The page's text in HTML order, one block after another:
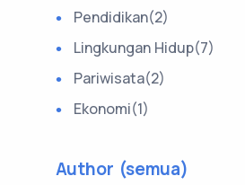
Pendidikan(2)
Lingkungan Hidup(7)
Pariwisata(2)
Ekonomi(1)
Author (semua)